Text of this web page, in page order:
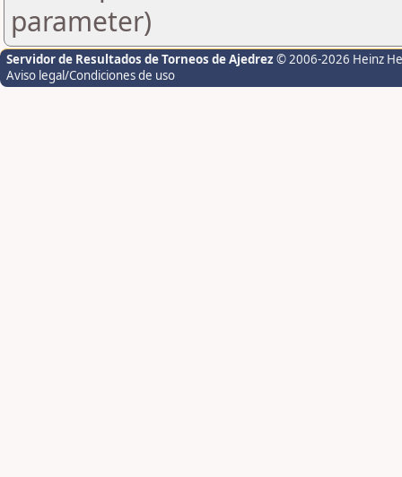
parameter)
Servidor de Resultados de Torneos de Ajedrez © 2006-2026 Heinz
Aviso legal/Condiciones de uso